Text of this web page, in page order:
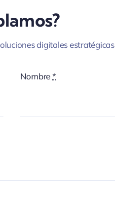
digitales estratégicas
Nombre*